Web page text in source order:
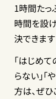
1時間たっ
時間を設
決できます
「はじめ
らない」
方は、ぜ